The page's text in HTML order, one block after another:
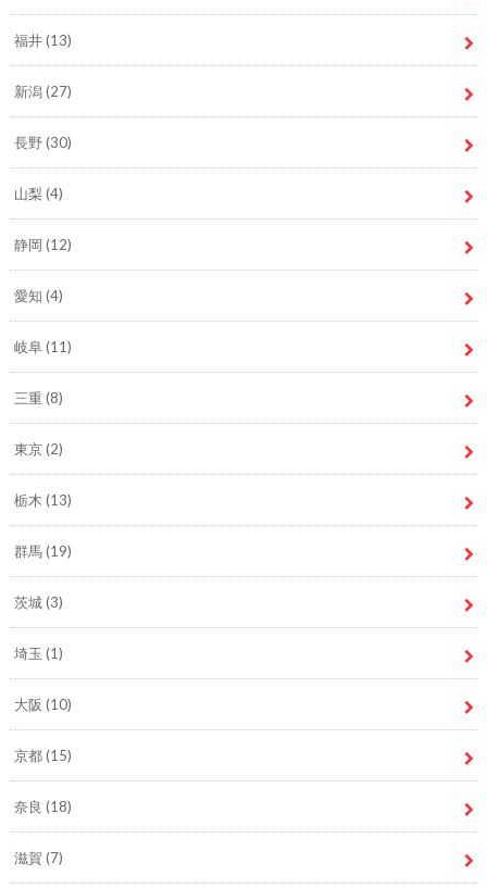
福井(13)
新潟(27)
長野(30)
山梨 (4)
静岡 (12)
愛知 (4)
岐阜(11)
三重 (8)
東京(2)
栃木 (13)
群馬(19)
茨城(3)
埼玉 (1)
大阪 (10)
京都(15)
奈良 (18)
滋賀 (7)